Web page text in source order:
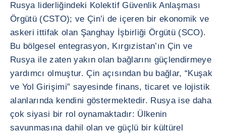
Rusya liderliğindeki Kolektif Güvenlik Anlaşması
Örgütü (CSTO); ve Çin’i de içeren bir ekonomik ve
askeri ittifak olan Şanghay İşbirliği Örgütü (SCO).
Bu bölgesel entegrasyon, Kırgızistan’ın Çin ve
Rusya ile zaten yakın olan bağlarını güçlendirmeye
yardımcı olmuştur. Çin açısından bu bağlar, “Kuşak
ve Yol Girişimi” sayesinde finans, ticaret ve lojistik
alanlarında kendini göstermektedir. Rusya ise daha
çok siyasi bir rol oynamaktadır: Ülkenin
savunmasına dahil olan ve güçlü bir kültürel